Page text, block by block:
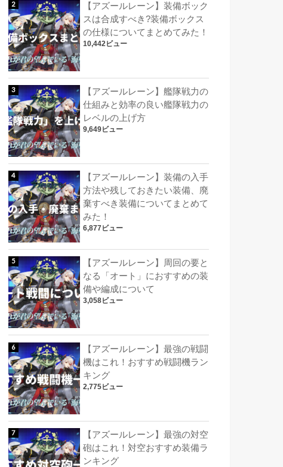
【アズールレーン】装備ボック
スは合成すべき?装備ボックス
の仕様についてまとめてみた！
10,442ビュー
【アズールレーン】艦隊戦力の
仕組みと効率の良い艦隊戦力の
レベルの上げ方
9,649ビュー
【アズールレーン】装備の入手
方法や残しておきたい装備、廃
棄すべき装備についてまとめて
みた！
6,877ビュー
【アズールレーン】周回の要と
なる「オート」におすすめの装
備や編成について
3,058ビュー
【アズールレーン】最強の戦闘
機はこれ！おすすめ戦闘機ラン
キング
2,775ビュー
【アズールレーン】最強の対空
砲はこれ！対空おすすめ装備ラ
ンキング